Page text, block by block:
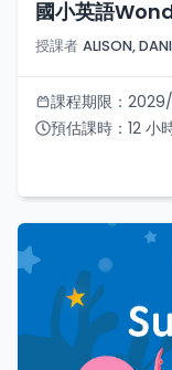
國小英語
授課者 ALISON,
課程期限：
預估課時： 12 小